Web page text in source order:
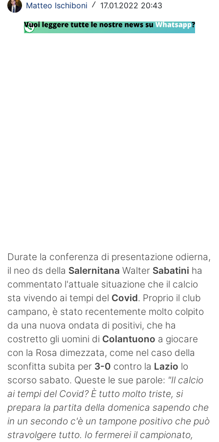
Social
Calcio
Matteo Ischiboni / 17.01.2022 20:43
Durate la conferenza di presentazione odierna,
il neo ds della Salernitana Walter Sabatini ha
commentato l'attuale situazione che il calcio
sta vivendo ai tempi del Covid. Proprio il club
campano, è stato recentemente molto colpito
da una nuova ondata di positivi, che ha
costretto gli uomini di Colantuono a giocare
con la Rosa dimezzata, come nel caso della
sconfitta subita per 3-0 contro la Lazio lo
scorso sabato. Queste le sue parole: "Il calcio
ai tempi del Covid? È tutto molto triste, si
prepara la partita della domenica sapendo che
in un secondo c'è un tampone positivo che può
stravolgere tutto. Io fermerei il campionato,